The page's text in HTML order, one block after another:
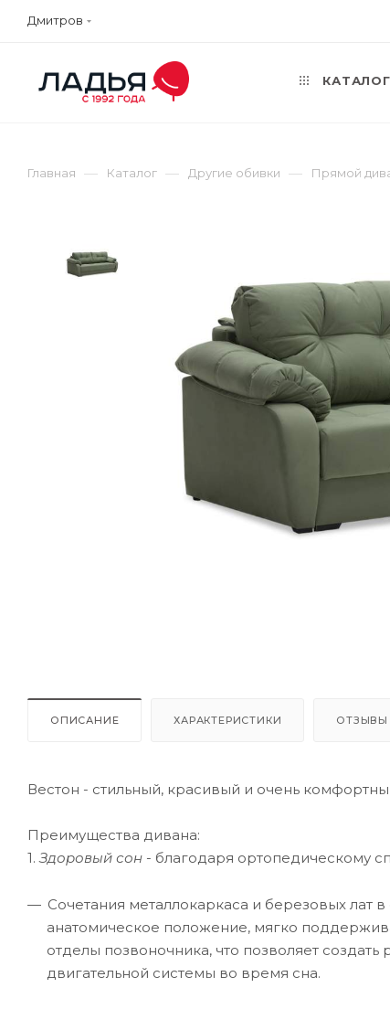
Дмитров
КАТАЛОГ
Главная — Каталог — Другие обивки — Прямой
ОПИСАНИЕ ХАРАКТЕРИСТИКИ ОТЗЫВЫ
Вестон - стильный, красивый и очень
Преимущества дивана:
1.Здоровый сон - благодаря ортопедическому
Сочетания металлокаркаса и березовых лат
анатомическое положение, мягко
отделы позвоночника, что позволяет
двигательной системы во время сна.